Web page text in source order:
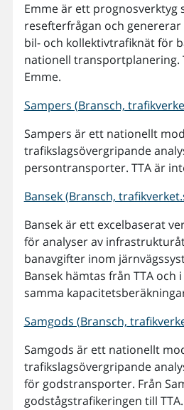
Emme är ett prognosverktyg
resefterfrågan och
bil- och kollektivtrafiknät för
nationell transportplanering.
Emme.
Sampers (Bransch,
Sampers är ett nationellt
trafikslagsövergripande
persontransporter. TTA är
Bansek (Bransch,
Bansek är ett excelbaserat
för analyser av
banavgifter inom
Bansek hämtas från TTA och
samma
Samgods (Bransch,
Samgods är ett nationellt
trafikslagsövergripande
för godstransporter. Från
godstågstrafikeringen till TTA.